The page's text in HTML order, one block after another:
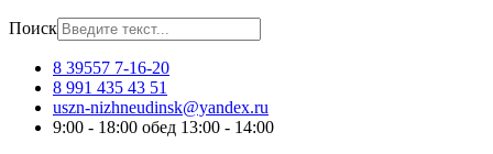
Поиск
8 39557 7-16-20
8 991 435 43 51
uszn-nizhneudinsk@yandex.ru
9:00 - 18:00 обед 13:00 - 14:00